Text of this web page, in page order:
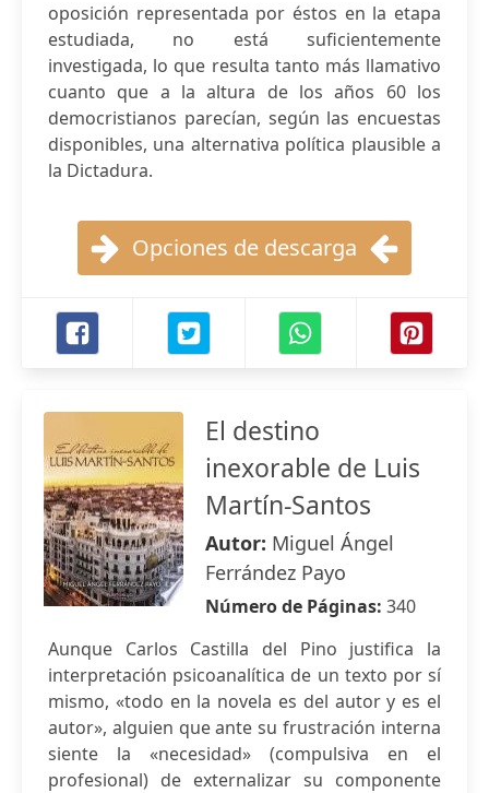
oposición representada por éstos en la etapa
estudiada, no está suficientemente
investigada, lo que resulta tanto más llamativo
cuanto que a la altura de los años 60 los
democristianos parecían, según las encuestas
disponibles, una alternativa política plausible a
la Dictadura.
Opciones de descarga
El destino
inexorable de Luis
Martín-Santos
Autor: Miguel Ángel
Ferrández Payo
Número de Páginas: 340
Aunque Carlos Castilla del Pino justifica la
interpretación psicoanalítica de un texto por sí
mismo, «todo en la novela es del autor y es el
autor», alguien que ante su frustración interna
siente la «necesidad» (compulsiva en el
profesional) de externalizar su componente